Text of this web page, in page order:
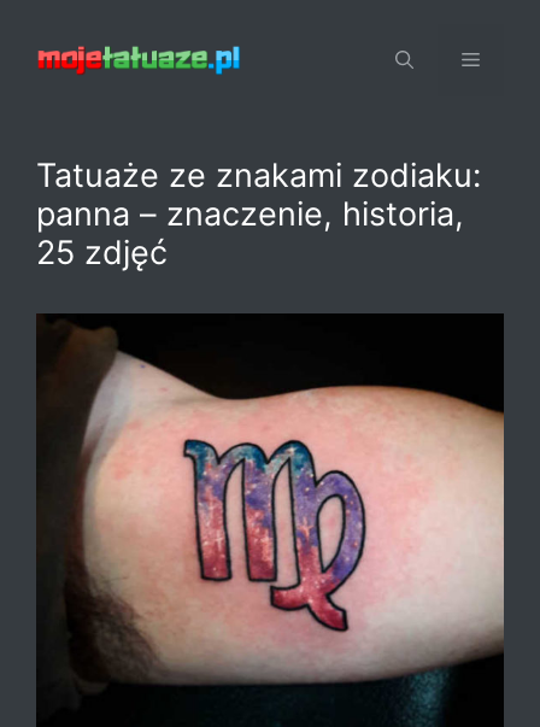
treści
Menu
Tatuaże ze znakami zodiaku:
panna – znaczenie, historia,
25 zdjęć